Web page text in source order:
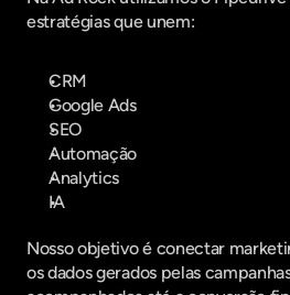
estratégias que unem:
CRM
Google Ads
SEO
Automação
Analytics
IA
Nosso objetivo é conectar
os dados gerados pelas